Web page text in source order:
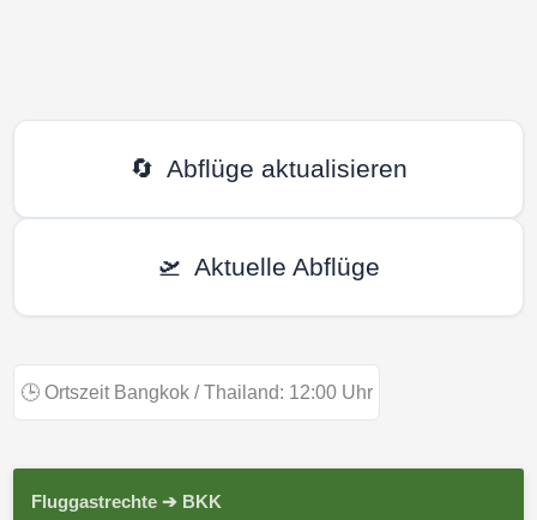
🔄 Abflüge aktualisieren
🛫 Aktuelle Abflüge
🕒 Ortszeit Bangkok / Thailand: 12:00 Uhr
Fluggastrechte ➔ BKK